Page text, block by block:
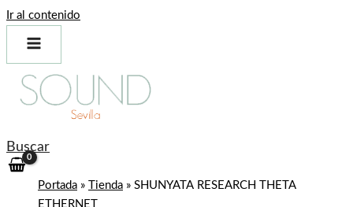
Ir al contenido
Buscar
Portada » Tienda » SHUNYATA RESEARCH THETA
ETHERNET